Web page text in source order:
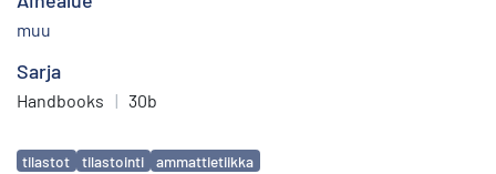
muu
Sarja
Handbooks | 30b
Avainsanat
tilastot tilastointi ammattietiikka